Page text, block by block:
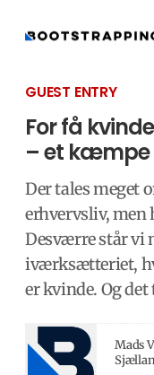
GUEST ENTRY
For få
– et kæmpe
Der tales meget
erhvervsliv,
Desværre står vi
iværksætteriet,
er kvinde. Og
Mads